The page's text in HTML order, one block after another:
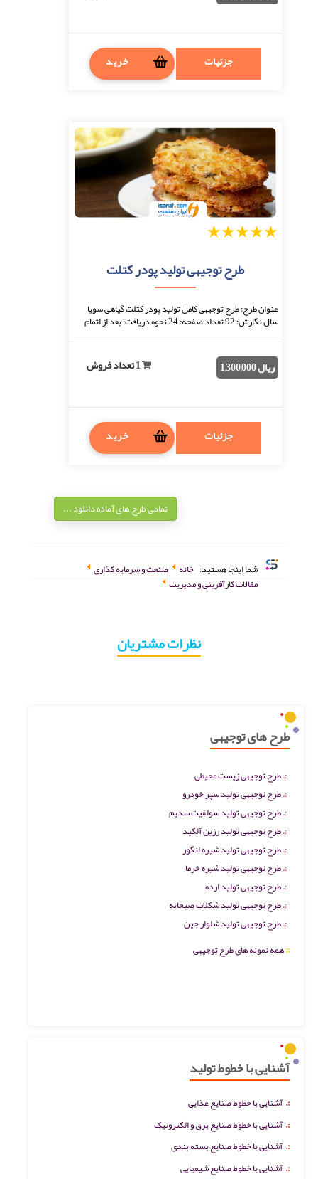
جزئیات خرید
5
4
3
2
طرح توجیهی تولید پودر کتلت
عنوان طرح: طرح توجیهی کامل تولید پودر کتلت گیاهی سویا
سال نگارش: 92 تعداد صفحه: 24 نحوه دریافت: بعد از اتمام
ریال 1,300,000
جزئیات خرید
تمامی طرح های آماده دانلود ...
شما اینجا هستید: خانه
صنعت و سرمایه گذاری
مقالات کارآفرینی و مدیریت
نظرات مشتریان
طرح های توجیهی
طرح توجیهی زیست محیطی
طرح توجیهی تولید سپر خودرو
طرح توجیهی تولید سولفیت سدیم
طرح توجیهی تولید رزین آلکید
طرح توجیهی تولید شیره انگور
طرح توجیهی تولید شیره خرما
طرح توجیهی تولید ارده
طرح توجیهی تولید شکلات صبحانه
طرح توجیهی تولید شلوار جین
::همه نمونه های طرح توجیهی
آشنایی با خطوط تولید
:. آشنایی با خطوط صنایع غذایی
:. آشنایی با خطوط صنایع برق و الکترونیک
:. آشنایی با خطوط صنایع بسته بندی
:. آشنایی با خطوط صنایع شیمیایی